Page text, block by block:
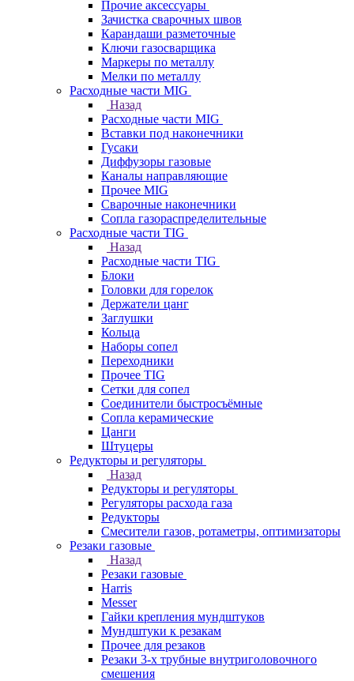
Прочие аксессуары
Зачистка сварочных швов
Карандаши разметочные
Ключи газосварщика
Маркеры по металлу
Мелки по металлу
Расходные части MIG
Назад
Расходные части MIG
Вставки под наконечники
Гусаки
Диффузоры газовые
Каналы направляющие
Прочее MIG
Сварочные наконечники
Сопла газораспределительные
Расходные части TIG
Назад
Расходные части TIG
Блоки
Головки для горелок
Держатели цанг
Заглушки
Кольца
Наборы сопел
Переходники
Прочее TIG
Сетки для сопел
Соединители быстросъёмные
Сопла керамические
Цанги
Штуцеры
Редукторы и регуляторы
Назад
Редукторы и регуляторы
Регуляторы расхода газа
Редукторы
Смесители газов, ротаметры, оптимизаторы
Резаки газовые
Назад
Резаки газовые
Harris
Messer
Гайки крепления мундштуков
Мундштуки к резакам
Прочее для резаков
Резаки 3-х трубные внутриголовочного
смешения